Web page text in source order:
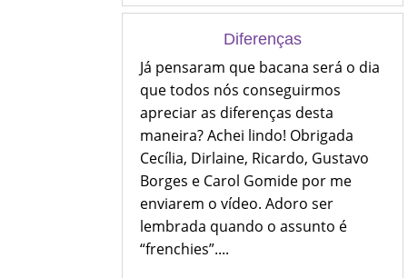
Diferenças
Já pensaram que bacana será o dia
que todos nós conseguirmos
apreciar as diferenças desta
maneira? Achei lindo! Obrigada
Cecília, Dirlaine, Ricardo, Gustavo
Borges e Carol Gomide por me
enviarem o vídeo. Adoro ser
lembrada quando o assunto é
“frenchies”....